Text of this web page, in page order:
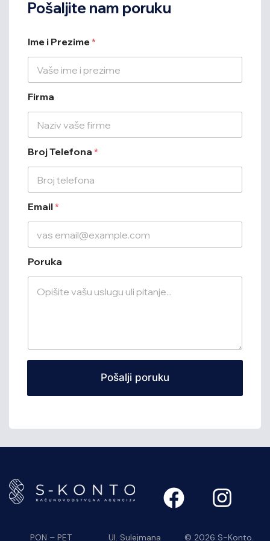
Pošaljite nam poruku
Ime i Prezime*
I
m
e
i
Firma
Broj Telefona *
Email*
Poruka
Pošalji poruku
PON – PET Ul. Sulejmana © 2026 S-Konto.